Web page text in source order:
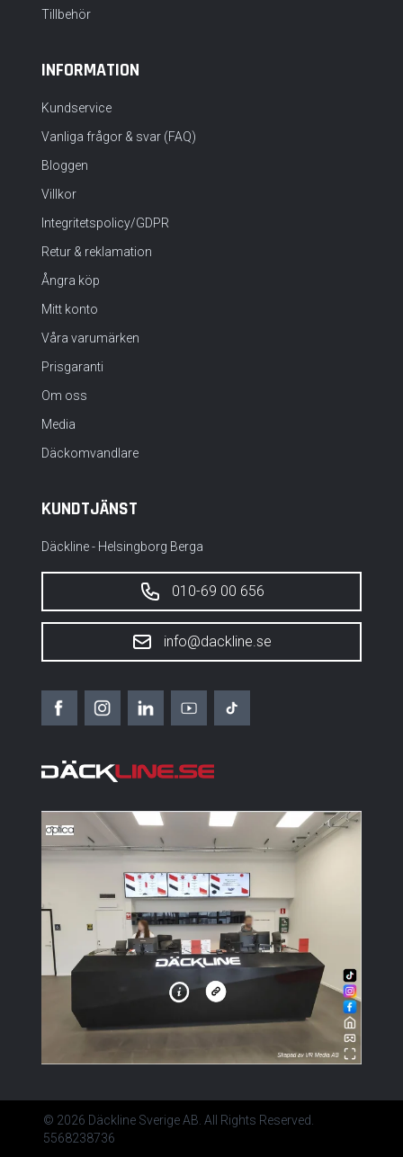
Tillbehör
INFORMATION
Kundservice
Vanliga frågor & svar (FAQ)
Bloggen
Villkor
Integritetspolicy/GDPR
Retur & reklamation
Ångra köp
Mitt konto
Våra varumärken
Prisgaranti
Om oss
Media
Däckomvandlare
KUNDTJÄNST
Däckline - Helsingborg Berga
010-69 00 656
info@dackline.se
© 2026 Däckline Sverige AB. All Rights Reserved.
5568238736